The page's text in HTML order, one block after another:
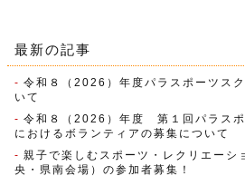
最新の記事
令和８（2026）年度パラスポーツス
いて
令和８（2026）年度 第１回パラスポ
におけるボランティアの募集について
親子で楽しむスポーツ・レクリエーシ
央・県南会場）の参加者募集！